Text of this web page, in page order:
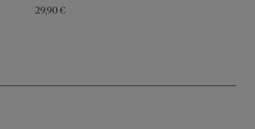
29,90 €